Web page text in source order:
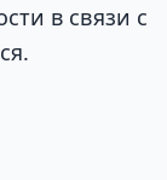
в связи с